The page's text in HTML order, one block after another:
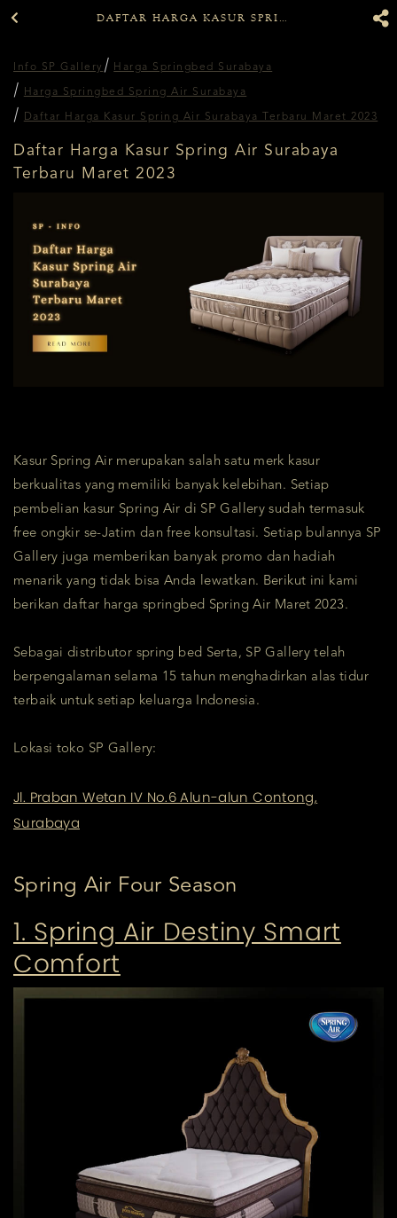
DAFTAR HARGA KASUR SPRING AIR SURABAYA TERBARU MARET 2023
Info SP Gallery Harga Springbed Surabaya
Harga Springbed Spring Air Surabaya
Daftar Harga Kasur Spring Air Surabaya Terbaru Maret 2023
Daftar Harga Kasur Spring Air Surabaya
Terbaru Maret 2023
Kasur Spring Air merupakan salah satu merk kasur
berkualitas yang memiliki banyak kelebihan. Setiap
pembelian kasur Spring Air di SP Gallery sudah termasuk
free ongkir se-Jatim dan free konsultasi. Setiap bulannya SP
Gallery juga memberikan banyak promo dan hadiah
menarik yang tidak bisa Anda lewatkan. Berikut ini kami
berikan daftar harga springbed Spring Air Maret 2023.
Sebagai distributor spring bed Serta, SP Gallery telah
berpengalaman selama 15 tahun menghadirkan alas tidur
terbaik untuk setiap keluarga Indonesia.
Lokasi toko SP Gallery:
Jl. Praban Wetan IV No.6 Alun-alun Contong,
Surabaya
Spring Air Four Season
1. Spring Air Destiny Smart
Comfort